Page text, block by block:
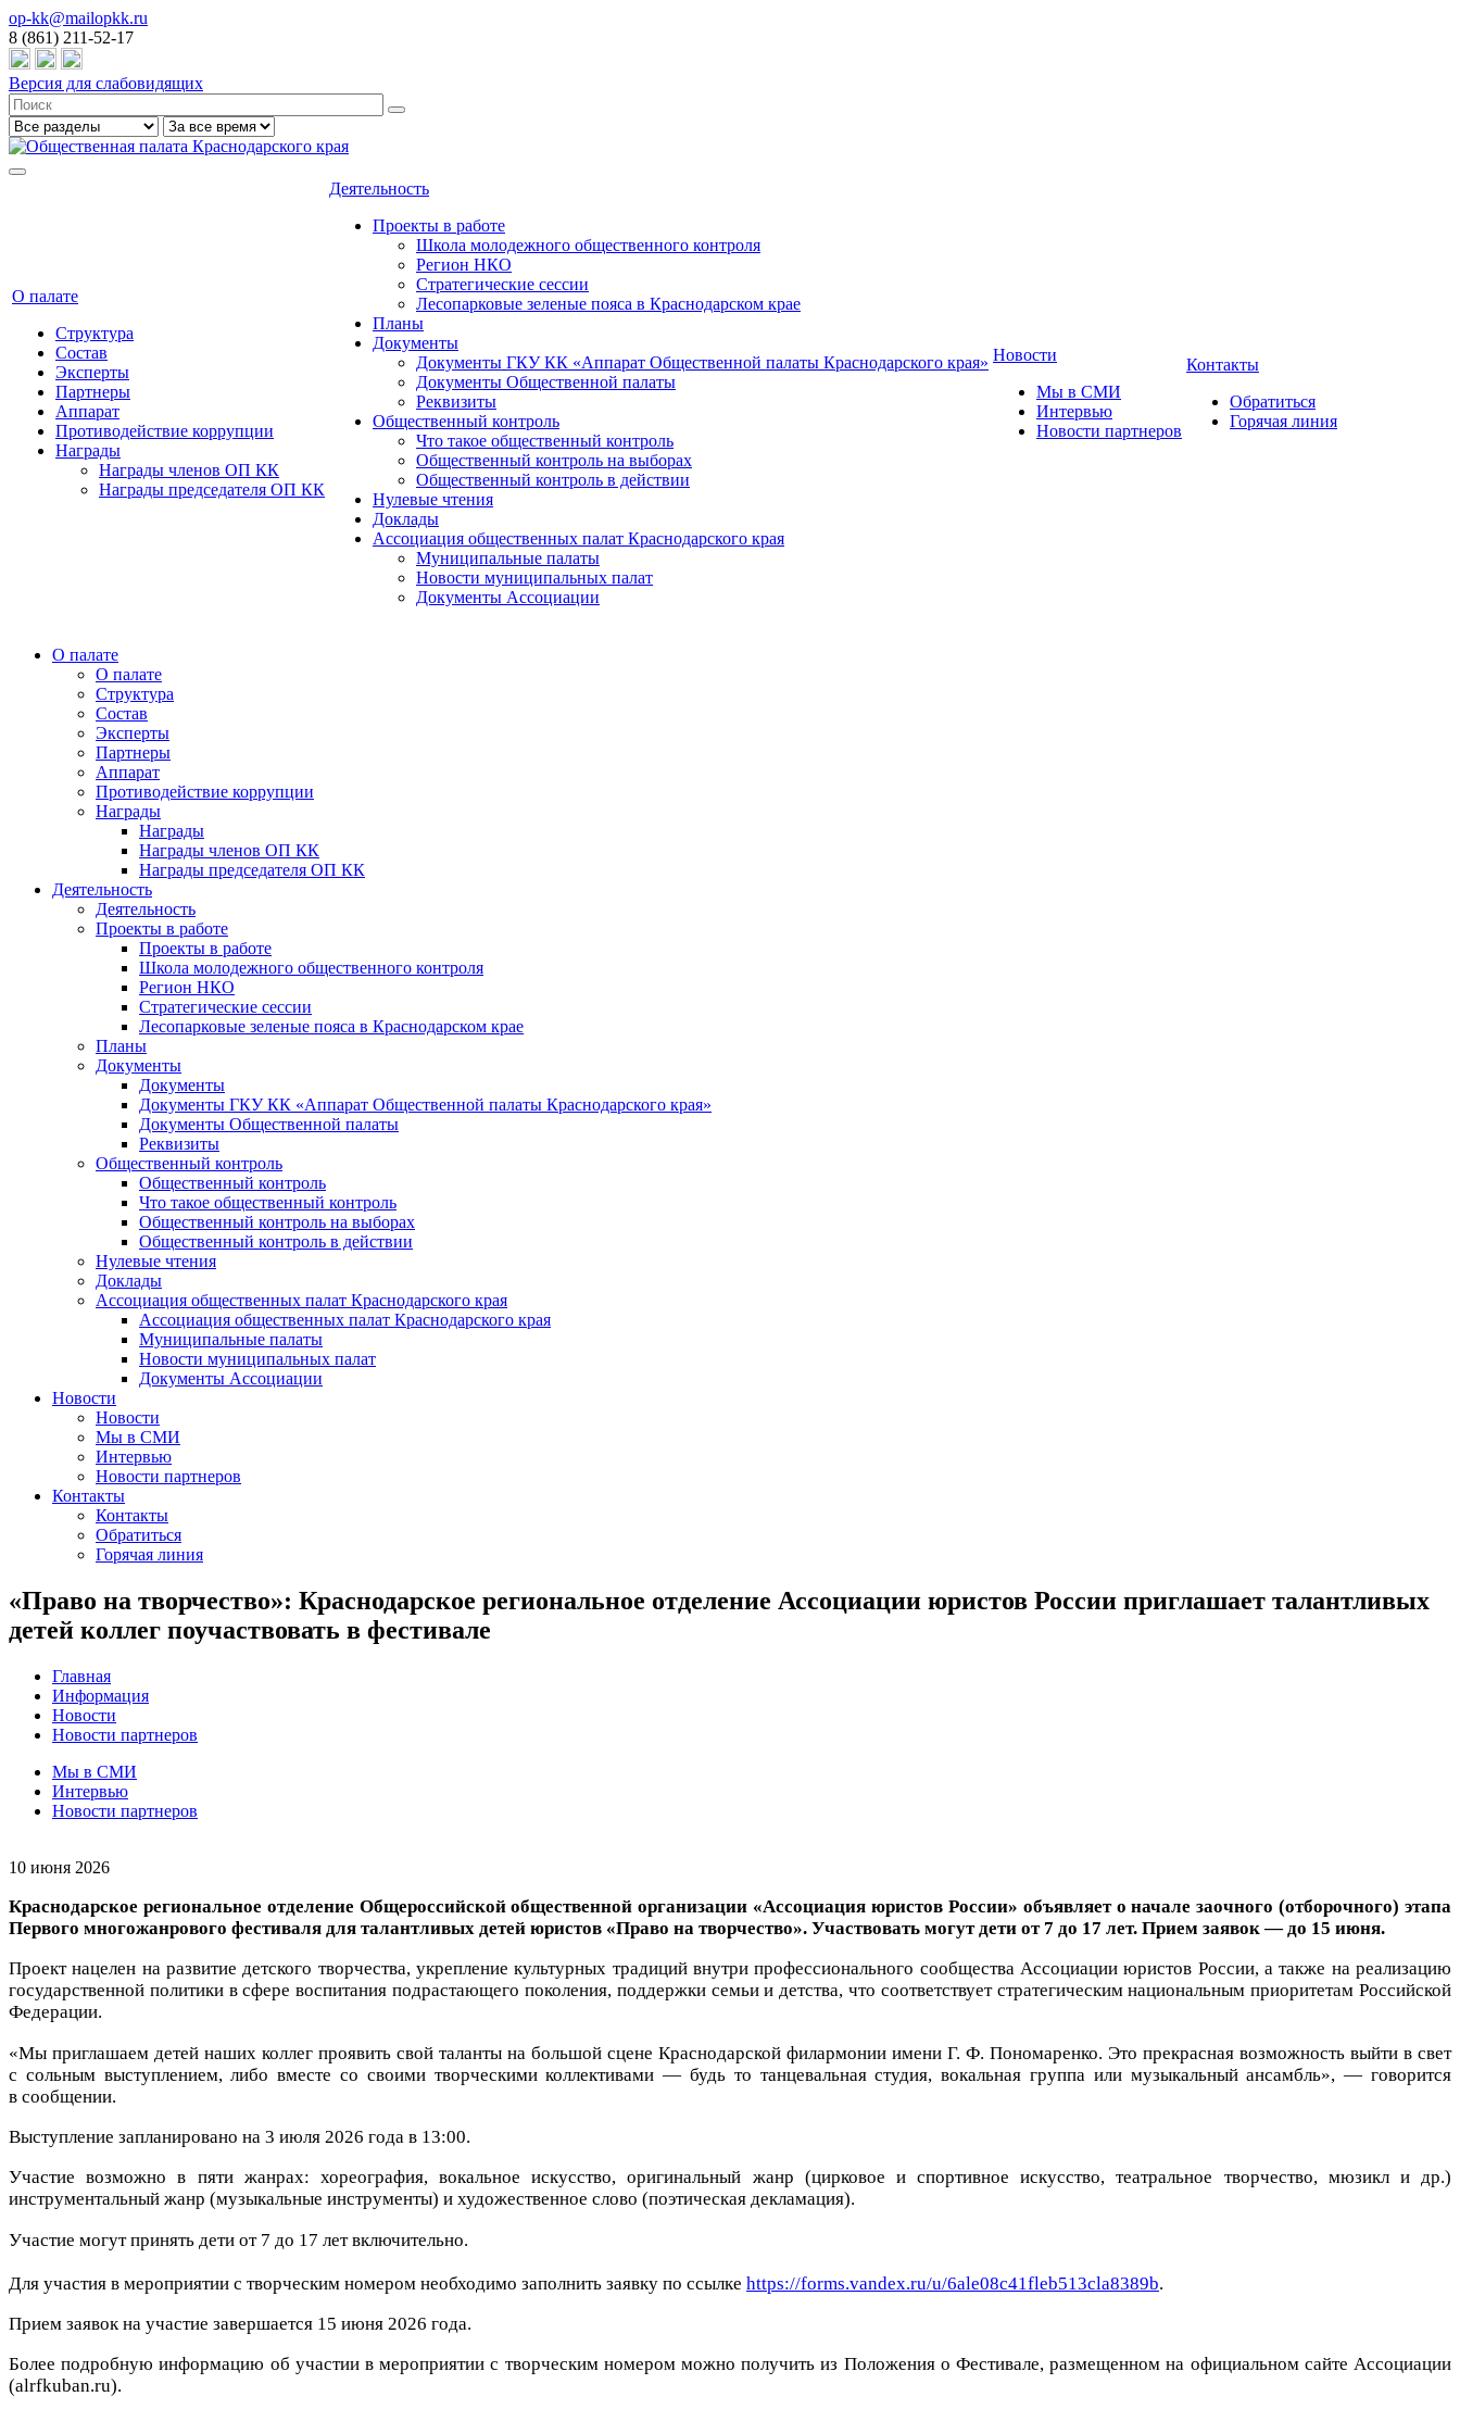
op-kk@mailopkk.ru
8 (861) 211-52-17
Версия для слабовидящих
О палате
Структура
Состав
Эксперты
Партнеры
Аппарат
Противодействие коррупции
Награды
Награды членов ОП КК
Награды председателя ОП КК
Деятельность
Проекты в работе
Школа молодежного общественного контроля
Регион НКО
Стратегические сессии
Лесопарковые зеленые пояса в Краснодарском крае
Планы
Документы
Документы ГКУ КК «Аппарат Общественной палаты Краснодарского края»
Документы Общественной палаты
Реквизиты
Общественный контроль
Что такое общественный контроль
Общественный контроль на выборах
Общественный контроль в действии
Нулевые чтения
Доклады
Ассоциация общественных палат Краснодарского края
Муниципальные палаты
Новости муниципальных палат
Документы Ассоциации
Новости
Мы в СМИ
Интервью
Новости партнеров
Контакты
Обратиться
Горячая линия
О палате
О палате
Структура
Состав
Эксперты
Партнеры
Аппарат
Противодействие коррупции
Награды
Награды
Награды членов ОП КК
Награды председателя ОП КК
Деятельность
Деятельность
Проекты в работе
Проекты в работе
Школа молодежного общественного контроля
Регион НКО
Стратегические сессии
Лесопарковые зеленые пояса в Краснодарском крае
Планы
Документы
Документы
Документы ГКУ КК «Аппарат Общественной палаты Краснодарского края»
Документы Общественной палаты
Реквизиты
Общественный контроль
Общественный контроль
Что такое общественный контроль
Общественный контроль на выборах
Общественный контроль в действии
Нулевые чтения
Доклады
Ассоциация общественных палат Краснодарского края
Ассоциация общественных палат Краснодарского края
Муниципальные палаты
Новости муниципальных палат
Документы Ассоциации
Новости
Новости
Мы в СМИ
Интервью
Новости партнеров
Контакты
Контакты
Обратиться
Горячая линия
«Право на творчество»: Краснодарское региональное отделение Ассоциации юристов России приглашает талантливых
детей коллег поучаствовать в фестивале
Главная
Информация
Новости
Новости партнеров
Мы в СМИ
Интервью
Новости партнеров
10 июня 2026
Краснодарское региональное отделение Общероссийской общественной организации «Ассоциация юристов России» объявляет о начале заочного (отборочного) этапа
Первого многожанрового фестиваля для талантливых детей юристов «Право на творчество». Участвовать могут дети от 7 до 17 лет. Прием заявок — до 15 июня.
Проект нацелен на развитие детского творчества, укрепление культурных традиций внутри профессионального сообщества Ассоциации юристов России, а также на реализацию
государственной политики в сфере воспитания подрастающего поколения, поддержки семьи и детства, что соответствует стратегическим национальным приоритетам Российской
Федерации.
«Мы приглашаем детей наших коллег проявить свой таланты на большой сцене Краснодарской филармонии имени Г. Ф. Пономаренко. Это прекрасная возможность выйти в свет
с сольным выступлением, либо вместе со своими творческими коллективами — будь то танцевальная студия, вокальная группа или музыкальный ансамбль», — говорится
в сообщении.
Выступление запланировано на 3 июля 2026 года в 13:00.
Участие возможно в пяти жанрах: хореография, вокальное искусство, оригинальный жанр (цирковое и спортивное искусство, театральное творчество, мюзикл и др.)
инструментальный жанр (музыкальные инструменты) и художественное слово (поэтическая декламация).
Участие могут принять дети от 7 до 17 лет включительно.
Для участия в мероприятии с творческим номером необходимо заполнить заявку по ссылке https://forms.vandex.ru/u/6ale08c41fleb513cla8389b.
Прием заявок на участие завершается 15 июня 2026 года.
Более подробную информацию об участии в мероприятии с творческим номером можно получить из Положения о Фестивале, размещенном на официальном сайте Ассоциации
(alrfkuban.ru).